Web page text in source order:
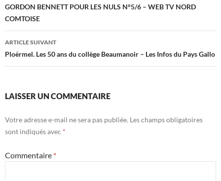
des
articles
GORDON BENNETT POUR LES NULS N°5/6 – WEB TV NORD
COMTOISE
ARTICLE SUIVANT
Ploërmel. Les 50 ans du collège Beaumanoir – Les Infos du Pays Gallo
LAISSER UN COMMENTAIRE
Votre adresse e-mail ne sera pas publiée. Les champs obligatoires
sont indiqués avec *
Commentaire *